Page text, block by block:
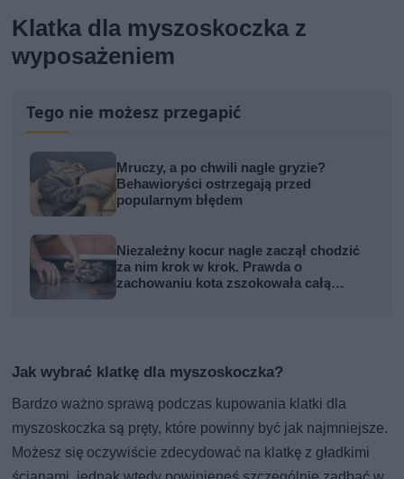
Klatka dla myszoskoczka z
wyposażeniem
Tego nie możesz przegapić
Mruczy, a po chwili nagle gryzie?
Behawioryści ostrzegają przed
popularnym błędem
Niezależny kocur nagle zaczął chodzić
za nim krok w krok. Prawda o
zachowaniu kota zszokowała całą
Jak wybrać klatkę dla myszoskoczka?
Bardzo ważno sprawą podczas kupowania klatki dla
myszoskoczka są pręty, które powinny być jak najmniejsze.
Możesz się oczywiście zdecydować na klatkę z gładkimi